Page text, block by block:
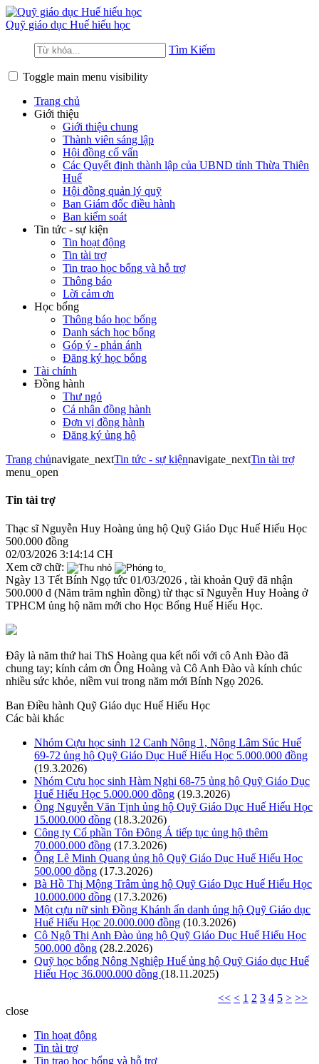
Quỹ giáo dục Huế hiếu học
Tìm Kiếm
Toggle main menu visibility
Trang chủ
Giới thiệu
Giới thiệu chung
Thành viên sáng lập
Hội đồng cố vấn
Các Quyết định thành lập của UBND tỉnh Thừa Thiên
Huế
Hội đồng quản lý quỹ
Ban Giám đốc điều hành
Ban kiểm soát
Tin tức - sự kiện
Tin hoạt động
Tin tài trợ
Tin trao học bổng và hỗ trợ
Thông báo
Lời cảm ơn
Học bổng
Thông báo học bổng
Danh sách học bổng
Góp ý - phản ánh
Đăng ký học bổng
Tài chính
Đồng hành
Thư ngỏ
Cá nhân đồng hành
Đơn vị đồng hành
Đăng ký ủng hộ
Trang chủnavigate_nextTin tức - sự kiệnnavigate_nextTin tài trợ
menu_open
Tin tài trợ
Thạc sĩ Nguyễn Huy Hoàng ủng hộ Quỹ Giáo Dục Huế Hiếu Học
500.000 đồng
02/03/2026 3:14:14 CH
Xem cỡ chữ:
Ngày 13 Tết Bính Ngọ tức 01/03/2026 , tài khoản Quỹ đã nhận
500.000 đ (Năm trăm nghìn đồng) từ thạc sĩ Nguyễn Huy Hoàng ở
TPHCM ủng hộ năm mới cho Học Bổng Huế Hiếu Học.
Đây là năm thứ hai ThS Hoàng qua kết nối với cô Anh Đào đã
chung tay; kính cảm ơn Ông Hoàng và Cô Anh Đào và kính chúc
nhiều sức khỏe, niềm vui trong năm mới Bính Ngọ 2026.
Ban Điều hành Quỹ Giáo dục Huế Hiếu Học
Các bài khác
Nhóm Cựu học sinh 12 Canh Nông 1, Nông Lâm Súc Huế
69-72 ủng hộ Quỹ Giáo Dục Huế Hiếu Học 5.000.000 đồng
(19.3.2026)
Nhóm Cựu học sinh Hàm Nghi 68-75 ủng hộ Quỹ Giáo Dục
Huế Hiếu Học 5.000.000 đồng (19.3.2026)
Ông Nguyễn Văn Tịnh ủng hộ Quỹ Giáo Dục Huế Hiếu Học
15.000.000 đồng (18.3.2026)
Công ty Cổ phần Tôn Đông Á tiếp tục ủng hộ thêm
70.000.000 đồng (17.3.2026)
Ông Lê Minh Quang ủng hộ Quỹ Giáo Dục Huế Hiếu Học
500.000 đồng (17.3.2026)
Bà Hồ Thị Mộng Trâm ủng hộ Quỹ Giáo Dục Huế Hiếu Học
10.000.000 đồng (17.3.2026)
Một cựu nữ sinh Đồng Khánh ẩn danh ủng hộ Quỹ Giáo dục
Huế Hiếu Học 20.000.000 đồng (10.3.2026)
Cô Ngô Thị Anh Đào ủng hộ Quỹ Giáo Dục Huế Hiếu Học
500.000 đồng (28.2.2026)
Quỹ học bổng Nông Nghiệp Huế ủng hộ Quỹ Giáo dục Huế
Hiếu Học 36.000.000 đồng (18.11.2025)
<< < 1 2 3 4 5 > >>
close
Tin hoạt động
Tin tài trợ
Tin trao học bổng và hỗ trợ